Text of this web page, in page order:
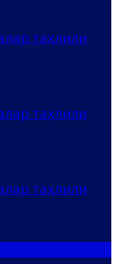
таҳлили
таҳлили
таҳлили